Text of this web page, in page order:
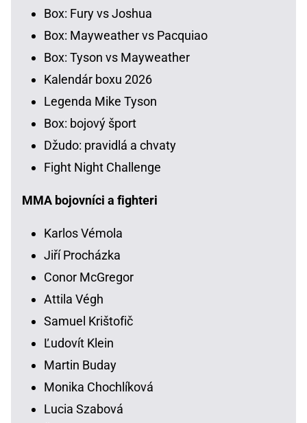
Box: Fury vs Joshua
Box: Mayweather vs Pacquiao
Box: Tyson vs Mayweather
Kalendár boxu 2026
Legenda Mike Tyson
Box: bojový šport
Džudo: pravidlá a chvaty
Fight Night Challenge
MMA bojovníci a fighteri
Karlos Vémola
Jiří Procházka
Conor McGregor
Attila Végh
Samuel Krištofič
Ľudovít Klein
Martin Buday
Monika Chochlíková
Lucia Szabová